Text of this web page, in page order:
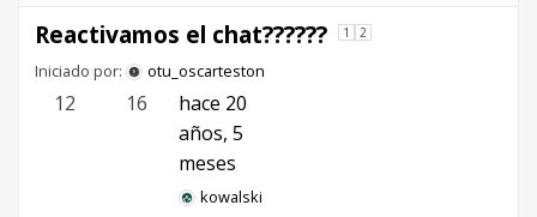
Reactivamos el chat?????? 1 2
Iniciado por: otu_oscarteston
12 16
hace 20
años, 5
meses
kowalski